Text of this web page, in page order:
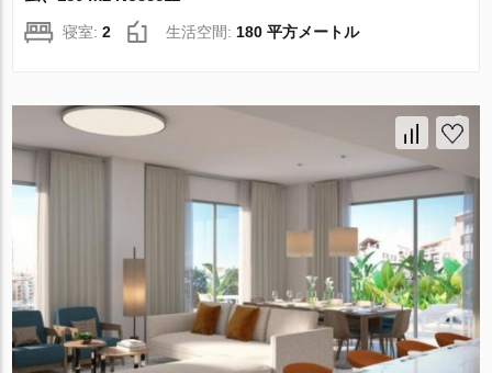
寝室:2 生活空間: 180 平方メートル